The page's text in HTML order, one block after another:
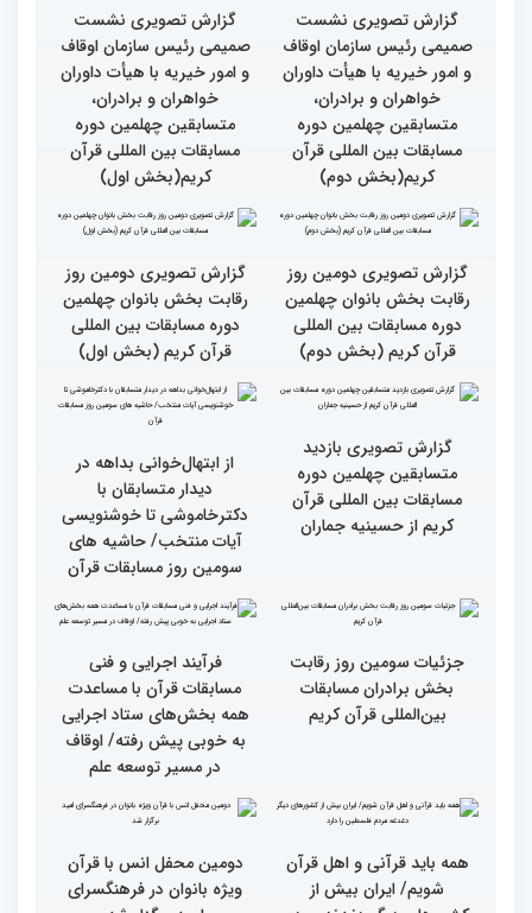
رقابت بخش برادران
چهلمین دوره مسابقات
بین‌المللی قرآن کریم(بخش
دوم)
رقابت بخش برادران
چهلمین دوره مسابقات
بین‌المللی قرآن کریم(بخش
اول)
گزارش تصویری نشست
صمیمی رئیس سازمان اوقاف
و امور خیریه با هیأت داوران
خواهران و برادران،
متسابقین چهلمین دوره
مسابقات بین المللی قرآن
کریم(بخش دوم)
گزارش تصویری نشست
صمیمی رئیس سازمان اوقاف
و امور خیریه با هیأت داوران
خواهران و برادران،
متسابقین چهلمین دوره
مسابقات بین المللی قرآن
کریم(بخش اول)
گزارش تصویری دومین روز
رقابت بخش بانوان چهلمین
دوره مسابقات بین المللی
قرآن کریم (بخش دوم)
گزارش تصویری دومین روز
رقابت بخش بانوان چهلمین
دوره مسابقات بین المللی
قرآن کریم (بخش اول)
متسابقین چهلمین دوره
مسابقات بین المللی قرآن
کریم از حسینیه جماران
از ابتهال‌خوانی بداهه در
دیدار متسابقان با
دکترخاموشی تا خوشنویسی
آیات منتخب/ حاشیه های
سومین روز مسابقات قرآن
جزئیات سومین روز رقابت
بخش برادران مسابقات
بین‌المللی قرآن کریم
فرآیند اجرایی و فنی
مسابقات قرآن با مساعدت
همه بخش‌های ستاد اجرایی